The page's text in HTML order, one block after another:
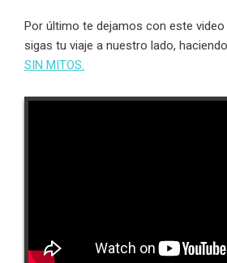
Por último te dejamos con este
sigas tu viaje a nuestro lado,
SIN MITOS.